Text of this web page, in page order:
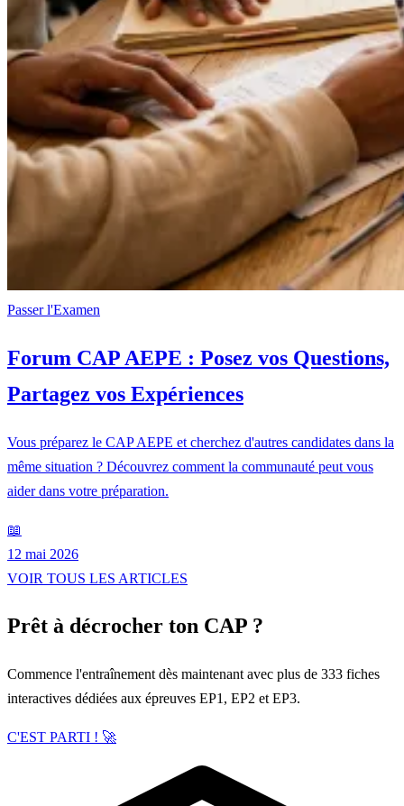
Passer l'Examen
Forum CAP AEPE : Posez vos Questions,
Partagez vos Expériences
Vous préparez le CAP AEPE et cherchez d'autres candidates dans la
même situation ? Découvrez comment la communauté peut vous
aider dans votre préparation.
📖
12 mai 2026
VOIR TOUS LES ARTICLES
Prêt à décrocher ton CAP ?
Commence l'entraînement dès maintenant avec plus de 333 fiches
interactives dédiées aux épreuves EP1, EP2 et EP3.
C'EST PARTI ! 🚀